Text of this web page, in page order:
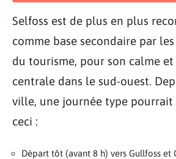
Selfoss est de plus en plus
comme base secondaire par
du tourisme, pour son calme
centrale dans le sud-ouest.
ville, une journée type pourrait
ceci :
Départ tôt (avant 8 h) vers Gullfoss et